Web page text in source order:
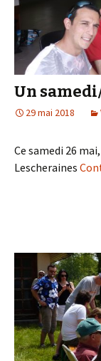
Un
29 mai 2018
Ce samedi 26
Lescheraines